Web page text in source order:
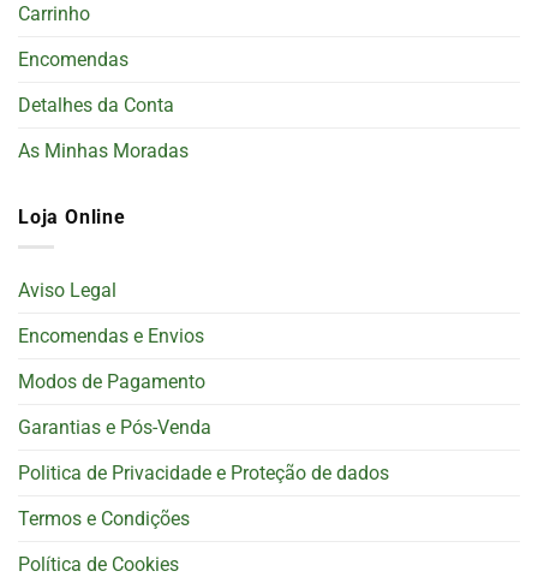
Carrinho
Encomendas
Detalhes da Conta
As Minhas Moradas
Loja Online
Aviso Legal
Encomendas e Envios
Modos de Pagamento
Garantias e Pós-Venda
Politica de Privacidade e Proteção de dados
Termos e Condições
Política de Cookies